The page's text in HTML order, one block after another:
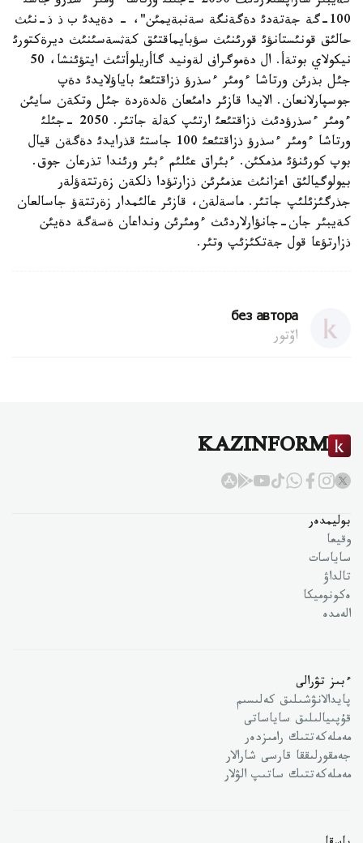
100-گة جةتةدئ دةگةنگة سةنبةيمئن"، - دةيدئ ب ذ ذ-نئث
حالئق قونئستانؤئ قورئنئث سؤبايماقتئق كةثسةسئنئث ديرةكتورئ
نيكولاي بوتةأ. ال دةموگراف لةونيد گاأريلوأتئث ايتؤئنشا، 50
جئل بذرئن ورتاشا ءومئر ءسذرؤ ذزاقتئعئ باياؤلايدئ دةپ
جوسپارلانعان. الايدا قازئر دامئعان ةلدةردة جئل وتكةن سايئن
ءومئر ءسذرؤدئث ذزاقتئعئ ارتئپ كةلة جاتئر. 2050 -جئلئ
ورتاشا ءومئر ءسذرؤ ذزاقتئعئ 100 جاستئ قذرايدئ دةگةن قيال
بوپ كورئنؤئ مذمكئن. ءبئراق عئلئم ءبئر ورئندا تذرعان جوق.
بيولوگيالئق اعزانئث عذمئرئن ذزارتؤدا ذلكةن زةرتتةؤلةر
جذرگئزئلئپ جاتئر. ماسةلةن، قازئر عالئمدار زةرتتةؤ جاسالعان
كةيبئر جان-جانؤارلاردئث ءومئرئن ونداعان ةسةگة دةيئن
ذزارتؤعا قول جةتكئزئپ وتئر.
без автора
اۆتور
KAZINFORM
بوليمدەر
وقيعا
ساياسات
تالداۋ
ەكونوميكا
الەمدە
ءبىز تۋرالى
پايدالانۋشىلىق كەلىسىم
قۇپىيالىلىق ساياساتى
مەملەكەتتىك رامىزدەر
جەمقورلىققا قارسى شارالار
مەملەكەتتىك ساتىپ الۋلار